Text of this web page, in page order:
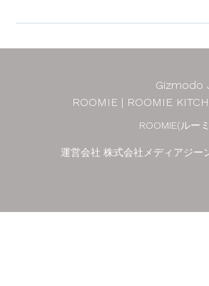
Gizmodo
ROOMIE
ROOMIE
ROOMIE(ルー
運営会社 株式会社メディアジー